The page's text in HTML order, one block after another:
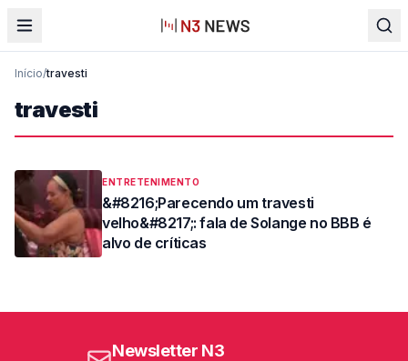
Início/travesti
travesti
ENTRETENIMENTO
&#8216;Parecendo um travesti
velho&#8217;: fala de Solange no BBB é
alvo de críticas
Newsletter N3